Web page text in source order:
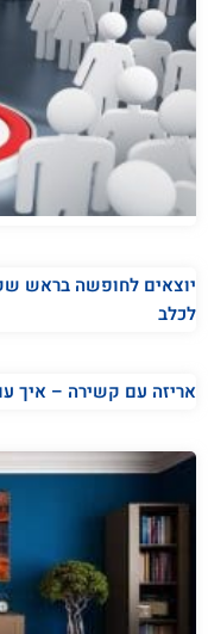
יוצאים לחופשה בראש
לכלב
אריזה עם קשירה – איך